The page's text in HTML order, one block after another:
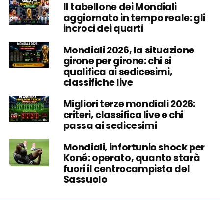
Il tabellone dei Mondiali
aggiornato in tempo reale: gli
incroci dei quarti
Mondiali 2026, la situazione
girone per girone: chi si
qualifica ai sedicesimi,
classifiche live
Migliori terze mondiali 2026:
criteri, classifica live e chi
passa ai sedicesimi
Mondiali, infortunio shock per
Koné: operato, quanto starà
fuori il centrocampista del
Sassuolo